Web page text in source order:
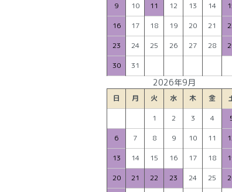
9
10 11 12 13 14
16
17 18 19 20 21
23
24 25 26 27 28
30
31
2026年9月
日 月 火 水 木 金
1
2 3 4
6
7 8 9 10 11
13
14 15 16 17 18
20
21 22 23 24 25